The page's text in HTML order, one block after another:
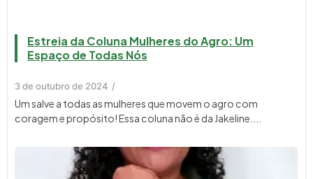
Estreia da Coluna Mulheres do Agro: Um
Espaço de Todas Nós
3 de outubro de 2024 /
Um salve a todas as mulheres que movem o agro com
coragem e propósito! Essa coluna não é da Jakeline....